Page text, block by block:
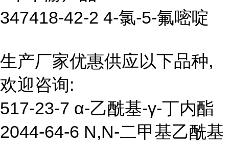
347418-42-2 4-氯-5-氟嘧啶
生产厂家优惠供应以下品种,
欢迎咨询:
517-23-7 α-乙酰基-γ-丁内酯
2044-64-6 N,N-二甲基乙酰基